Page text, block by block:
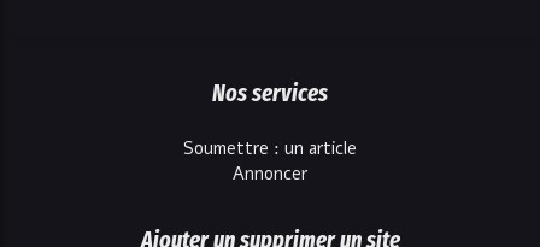
Nos services
Soumettre : un article
Annoncer
Ajouter un supprimer un site